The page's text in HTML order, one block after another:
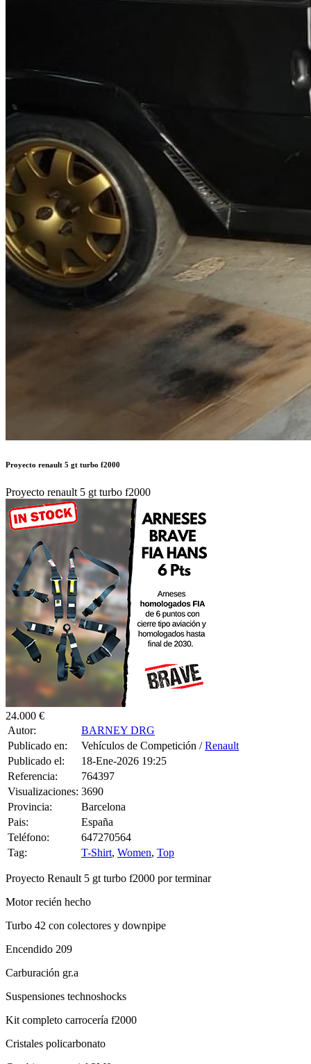
24.000 €
Autor:
Publicado en:
Vehículos de Competición /
Publicado el:
18-Ene-2026 19:25
Referencia:
764397
Visualizaciones:
3690
Provincia:
Barcelona
Pais:
España
Teléfono:
647270564
Tag:
T-Shirt,Women
Proyecto Renault 5 gt turbo f2000 por terminar
Motor recién hecho
Turbo 42 con colectores y downpipe
Encendido 209
Carburación gr.a
Suspensiones technoshocks
Kit completo carrocería f2000
Cristales policarbonato
Cambio secuencial 3M0